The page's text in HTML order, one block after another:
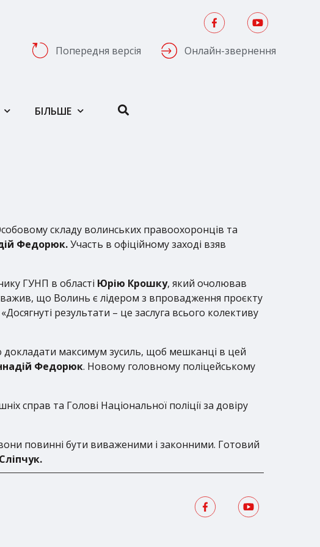
Попередня версія Онлайн-звернення
БІЛЬШЕ
складу волинських правоохоронців та
Федорюк.Участь в офіційному заході взяв
ГУНП в області Юрію Крошку, який очолював
що Волинь є лідером з впровадження проєкту
результати – це заслуга всього колективу
докладати максимум зусиль, щоб мешканці в цей
Федорюк. Новому головному поліцейському
справ та Голові Національної поліції за довіру
повинні бути виваженими і законними. Готовий